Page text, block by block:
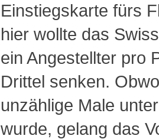
Einstiegskarte fürs
hier wollte das
ein Angestellter pro
Drittel senken.
unzählige Male
wurde, gelang das